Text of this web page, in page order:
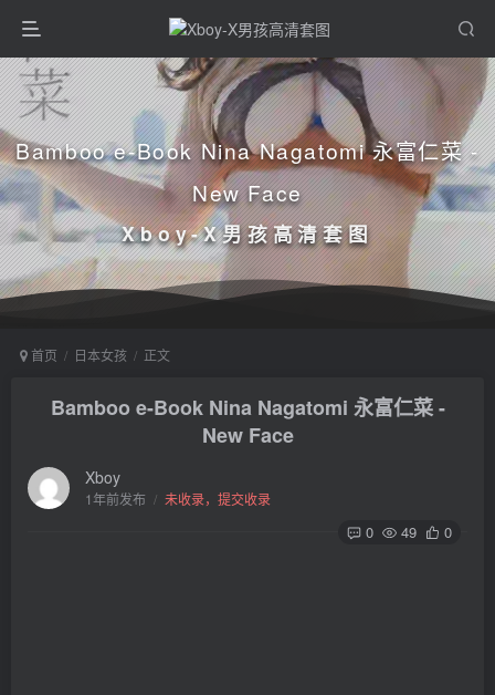
Bamboo e-Book Nina Nagatomi 永富仁菜 -
New Face
Xboy-X男孩高清套图
首页 日本女孩 正文
Bamboo e-Book Nina Nagatomi 永富仁菜 -
New Face
Xboy
1年前发布 / 未收录，提交收录
0 49 0